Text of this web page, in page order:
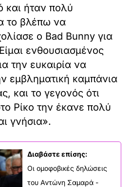
και ήταν πολύ
το βλέπω να
ο Bad Bunny για
ενθουσιασμένος
την ευκαιρία να
εμβληματική καμπάνια
και το γεγονός ότι
Ρίκο την έκανε πολύ
γνήσια».
Διαβάστε επίσης:
Οι ομοφοβικές δηλώσεις
του Αντώνη Σαμαρά -